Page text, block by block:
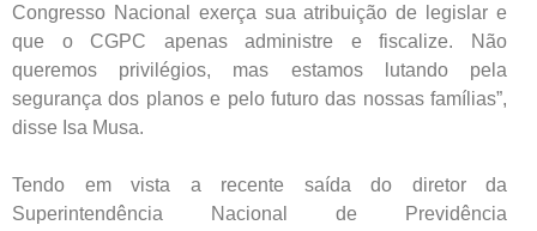
Congresso Nacional exerça sua atribuição de legislar e
que o CGPC apenas administre e fiscalize. Não
queremos privilégios, mas estamos lutando pela
segurança dos planos e pelo futuro das nossas famílias”,
disse Isa Musa.
Tendo em vista a recente saída do diretor da
Superintendência Nacional de Previdência